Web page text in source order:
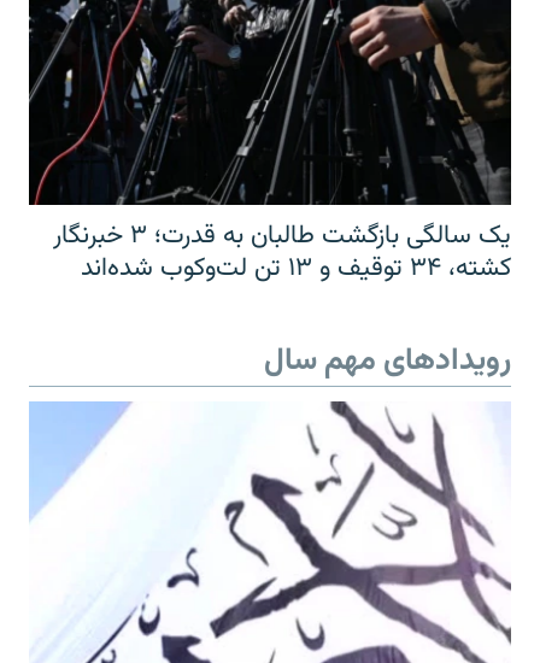
یک سالگی بازگشت طالبان به قدرت؛ ۳ خبرنگار
کشته، ۳۴ توقیف و ۱۳ تن لت‌وکوب شده‌اند
رویدادهای مهم سال